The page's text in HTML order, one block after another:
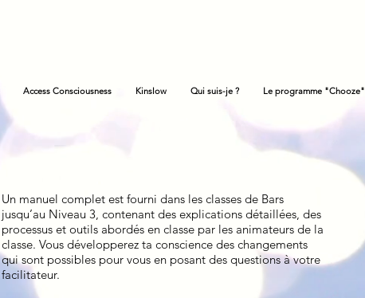
Access Consciousness Kinslow Qui suis-je ? Le programme "Chooze"
Un manuel complet est fourni dans les classes de Bars
jusqu’au Niveau 3, contenant des explications détaillées, des
processus et outils abordés en classe par les animateurs de la
classe. Vous développerez ta conscience des changements
qui sont possibles pour vous en posant des questions à votre
facilitateur.